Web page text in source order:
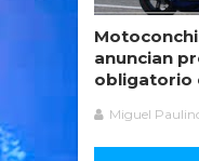
anuncian
obligatorio
Miguel